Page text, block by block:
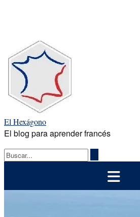
contenido
El Hexágono
El blog para aprender francés